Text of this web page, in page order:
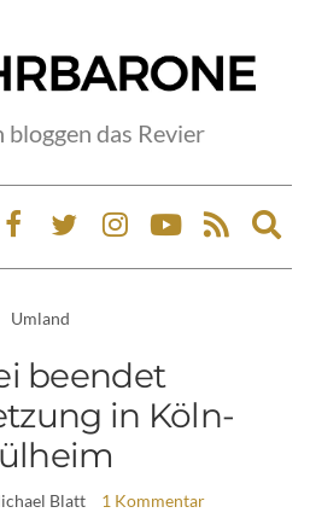
das Revier
Umland
beendet
in Köln-
Blatt 1 Kommentar